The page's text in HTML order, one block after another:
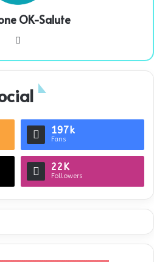
OK-Salute
te
197k
Fans
22K
Followers